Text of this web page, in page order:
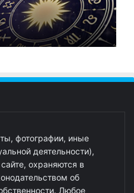
фотографии, иные
деятельности),
охраняются в
об
Любое